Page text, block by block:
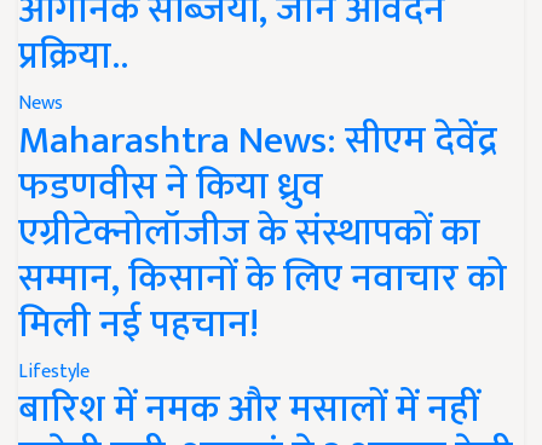
प्रक्रिया..
News
Maharashtra News: सीएम देवेंद्र
फडणवीस ने किया ध्रुव
एग्रीटेक्नोलॉजीज के संस्थापकों का
सम्मान, किसानों के लिए नवाचार को
मिली नई पहचान!
Lifestyle
बारिश में नमक और मसालों में नहीं